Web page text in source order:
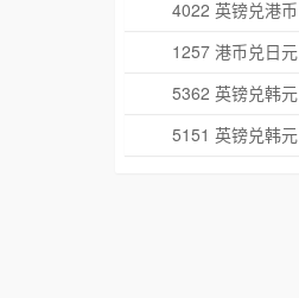
4022 英镑兑港币
1257 港币兑日元
5362 英镑兑韩元
5151 英镑兑韩元